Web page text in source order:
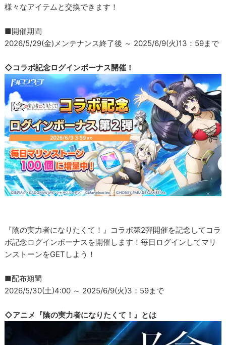
様々なアイテムと交換できます！
■開催期間
2026/5/29(金)メンテナンス終了後 ～ 2025/6/9(火)13：59まで
◇コラボ記念ログインボーナス開催！
『陰の実力者になりたくて！』コラボ第2弾開催を記念してコラ
ボ記念ログインボーナスを開催します！毎日ログインしてマリ
ンストーンをGETしよう！
■配布期間
2026/5/30(土)4:00 ～ 2025/6/9(火)3：59まで
◇アニメ『陰の実力者になりたくて！』とは